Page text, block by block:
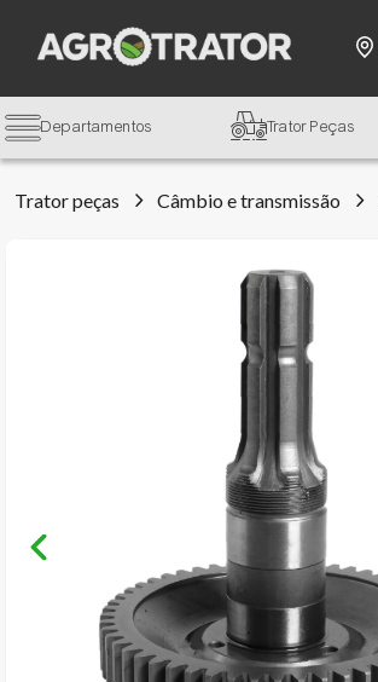
Departamentos Trator Peças
Trator peças Câmbio e transmissão